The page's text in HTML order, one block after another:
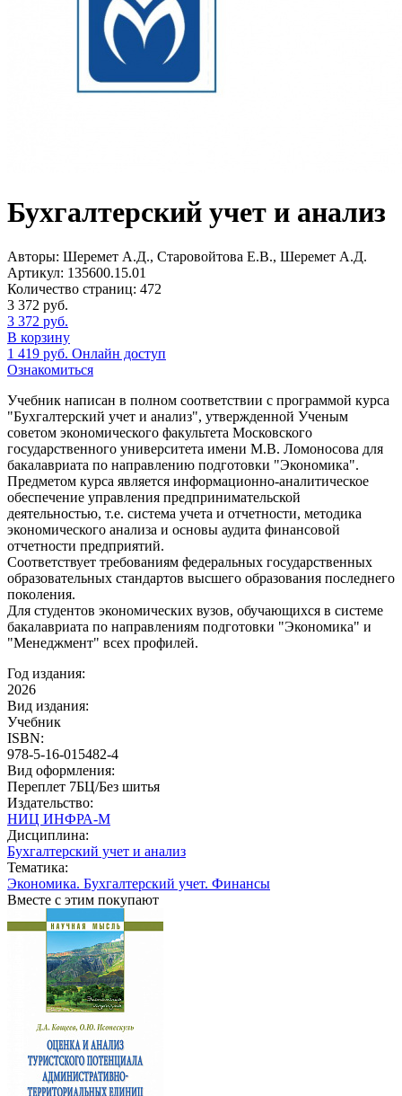
Бухгалтерский учет и анализ
Авторы: Шеремет А.Д., Старовойтова Е.В., Шеремет А.Д.
Артикул: 135600.15.01
Количество страниц: 472
3 372 руб.
3 372 руб.
В корзину
1 419 руб. Онлайн доступ
Ознакомиться
Учебник написан в полном соответствии с программой курса
"Бухгалтерский учет и анализ", утвержденной Ученым
советом экономического факультета Московского
государственного университета имени М.В. Ломоносова для
бакалавриата по направлению подготовки "Экономика".
Предметом курса является информационно-аналитическое
обеспечение управления предпринимательской
деятельностью, т.е. система учета и отчетности, методика
экономического анализа и основы аудита финансовой
отчетности предприятий.
Соответствует требованиям федеральных государственных
образовательных стандартов высшего образования последнего
поколения.
Для студентов экономических вузов, обучающихся в системе
бакалавриата по направлениям подготовки "Экономика" и
"Менеджмент" всех профилей.
Год издания:
2026
Вид издания:
Учебник
ISBN:
978-5-16-015482-4
Вид оформления:
Переплет 7БЦ/Без шитья
Издательство:
НИЦ ИНФРА-М
Дисциплина:
Бухгалтерский учет и анализ
Тематика:
Экономика. Бухгалтерский учет. Финансы
Вместе с этим покупают